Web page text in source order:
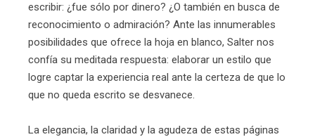
escribir: ¿fue sólo por dinero? ¿O también en busca de
reconocimiento o admiración? Ante las innumerables
posibilidades que ofrece la hoja en blanco, Salter nos
confía su meditada respuesta: elaborar un estilo que
logre captar la experiencia real ante la certeza de que lo
que no queda escrito se desvanece.
La elegancia, la claridad y la agudeza de estas páginas